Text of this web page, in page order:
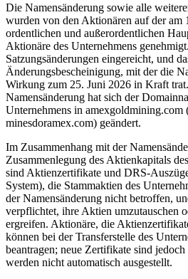
Die Namensänderung sowie alle
wurden von den Aktionären auf der am
ordentlichen und außerordentlichen
Aktionäre des Unternehmens
Satzungsänderungen eingereicht, und
Änderungsbescheinigung, mit der die
Wirkung zum 25. Juni 2026 in Kraft
Namensänderung hat sich der
Unternehmens in amexgoldmining.com
minesdoramex.com) geändert.
Im Zusammenhang mit der
Zusammenlegung des Aktienkapitals
sind Aktienzertifikate und DRS-
System), die Stammaktien des
der Namensänderung nicht betroffen,
verpflichtet, ihre Aktien umzutauschen
ergreifen. Aktionäre, die
können bei der Transferstelle des
beantragen; neue Zertifikate sind
werden nicht automatisch ausgestellt.